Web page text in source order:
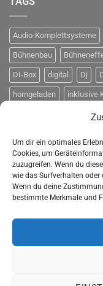
Um dir ein optimales
Cookies, um
zuzugreifen. Wenn du
wie das Surfverhalten oder
Wenn du deine
bestimmte Merkmale und
Audio-Komplettsysteme
Bühnenbau
DI-Box digital Dj
horngeladen inklusive
passiver Lautsprecher
Prolyte Robust
Sicherheit Spiegel